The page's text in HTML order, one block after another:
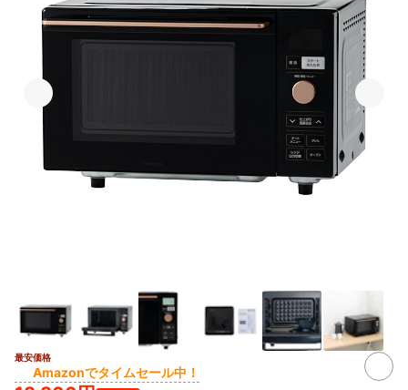
最安価格
Amazonでタイムセール中！